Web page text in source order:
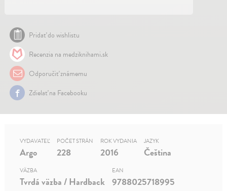
Pridať do wishlistu
Recenzia na medziknihami.sk
Odporučiť známemu
Zdielať na Facebooku
VYDAVATEĽ
Argo
POČET STRÁN
228
ROK VYDANIA
2016
JAZYK
Čeština
VÄZBA
Tvrdá väzba / Hardback
EAN
9788025718995